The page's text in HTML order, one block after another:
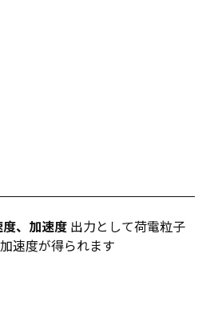
、加速度 出力として荷電粒子
速度が得られます